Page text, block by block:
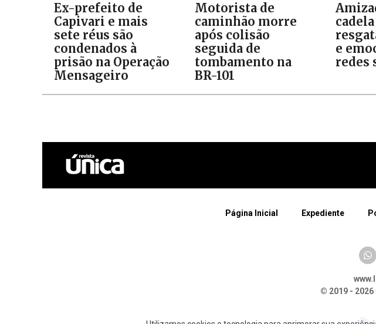
Ex-prefeito de
Capivari e mais
sete réus são
condenados à
prisão na Operação
Mensageiro
Motorista de
caminhão morre
após colisão
seguida de
tombamento na
BR-101
e
redes
Página Inicial Expediente
© 2019 -